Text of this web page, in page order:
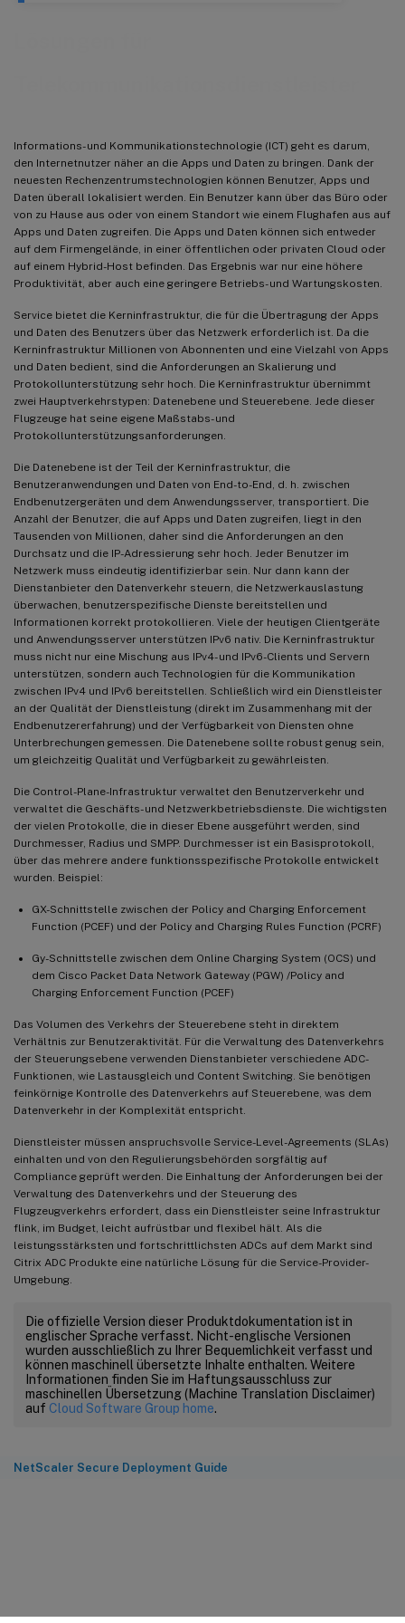
Informations- und Kommunikationstechnologie (ICT) geht es darum,
den Internetnutzer näher an die Apps und Daten zu bringen. Dank der
neuesten Rechenzentrumstechnologien können Benutzer, Apps und
Daten überall lokalisiert werden. Ein Benutzer kann über das Büro oder
von zu Hause aus oder von einem Standort wie einem Flughafen aus auf
Apps und Daten zugreifen. Die Apps und Daten können sich entweder
auf dem Firmengelände, in einer öffentlichen oder privaten Cloud oder
auf einem Hybrid-Host befinden. Das Ergebnis war nur eine höhere
Produktivität, aber auch eine geringere Betriebs- und Wartungskosten.
Service bietet die Kerninfrastruktur, die für die Übertragung der Apps
und Daten des Benutzers über das Netzwerk erforderlich ist. Da die
Kerninfrastruktur Millionen von Abonnenten und eine Vielzahl von Apps
und Daten bedient, sind die Anforderungen an Skalierung und
Protokollunterstützung sehr hoch. Die Kerninfrastruktur übernimmt
zwei Hauptverkehrstypen: Datenebene und Steuerebene. Jede dieser
Flugzeuge hat seine eigene Maßstabs- und
Protokollunterstützungsanforderungen.
Die Datenebene ist der Teil der Kerninfrastruktur, die
Benutzeranwendungen und Daten von End-to-End, d. h. zwischen
Endbenutzergeräten und dem Anwendungsserver, transportiert. Die
Anzahl der Benutzer, die auf Apps und Daten zugreifen, liegt in den
Tausenden von Millionen, daher sind die Anforderungen an den
Durchsatz und die IP-Adressierung sehr hoch. Jeder Benutzer im
Netzwerk muss eindeutig identifizierbar sein. Nur dann kann der
Dienstanbieter den Datenverkehr steuern, die Netzwerkauslastung
überwachen, benutzerspezifische Dienste bereitstellen und
Informationen korrekt protokollieren. Viele der heutigen Clientgeräte
und Anwendungsserver unterstützen IPv6 nativ. Die Kerninfrastruktur
muss nicht nur eine Mischung aus IPv4- und IPv6-Clients und Servern
unterstützen, sondern auch Technologien für die Kommunikation
zwischen IPv4 und IPv6 bereitstellen. Schließlich wird ein Dienstleister
an der Qualität der Dienstleistung (direkt im Zusammenhang mit der
Endbenutzererfahrung) und der Verfügbarkeit von Diensten ohne
Unterbrechungen gemessen. Die Datenebene sollte robust genug sein,
um gleichzeitig Qualität und Verfügbarkeit zu gewährleisten.
Die Control-Plane-Infrastruktur verwaltet den Benutzerverkehr und
verwaltet die Geschäfts- und Netzwerkbetriebsdienste. Die wichtigsten
der vielen Protokolle, die in dieser Ebene ausgeführt werden, sind
Durchmesser, Radius und SMPP. Durchmesser ist ein Basisprotokoll,
über das mehrere andere funktionsspezifische Protokolle entwickelt
wurden. Beispiel:
GX-Schnittstelle zwischen der Policy and Charging Enforcement
Function (PCEF) und der Policy and Charging Rules Function (PCRF)
Gy-Schnittstelle zwischen dem Online Charging System (OCS) und
dem Cisco Packet Data Network Gateway (PGW) /Policy and
Charging Enforcement Function (PCEF)
Das Volumen des Verkehrs der Steuerebene steht in direktem
Verhältnis zur Benutzeraktivität. Für die Verwaltung des Datenverkehrs
der Steuerungsebene verwenden Dienstanbieter verschiedene ADC-
Funktionen, wie Lastausgleich und Content Switching. Sie benötigen
feinkörnige Kontrolle des Datenverkehrs auf Steuerebene, was dem
Datenverkehr in der Komplexität entspricht.
Dienstleister müssen anspruchsvolle Service-Level-Agreements (SLAs)
einhalten und von den Regulierungsbehörden sorgfältig auf
Compliance geprüft werden. Die Einhaltung der Anforderungen bei der
Verwaltung des Datenverkehrs und der Steuerung des
Flugzeugverkehrs erfordert, dass ein Dienstleister seine Infrastruktur
flink, im Budget, leicht aufrüstbar und flexibel hält. Als die
leistungsstärksten und fortschrittlichsten ADCs auf dem Markt sind
Citrix ADC Produkte eine natürliche Lösung für die Service-Provider-
Umgebung.
Die offizielle Version dieser Produktdokumentation ist in
englischer Sprache verfasst. Nicht-englische Versionen
wurden ausschließlich zu Ihrer Bequemlichkeit verfasst und
können maschinell übersetzte Inhalte enthalten. Weitere
Informationen finden Sie im Haftungsausschluss zur
maschinellen Übersetzung (Machine Translation Disclaimer)
auf Cloud Software Group home.
NetScaler Secure Deployment Guide